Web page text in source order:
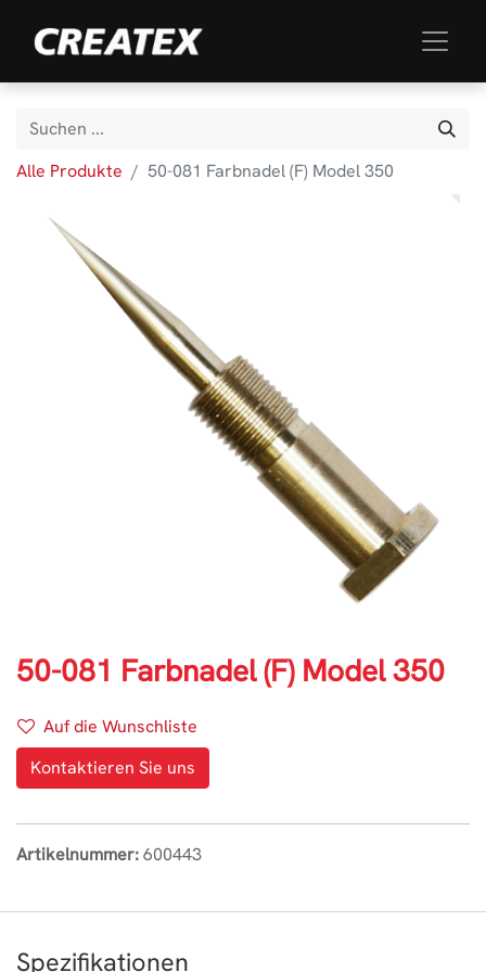
Alle Produkte 50-081 Farbnadel (F) Model 350
50-081 Farbnadel (F) Model 350
Auf die Wunschliste
Kontaktieren Sie uns
Artikelnummer:600443
Spezifikationen